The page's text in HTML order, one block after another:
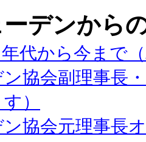
デンから
年代から今まで
協会副理事長
）
協会元理事長